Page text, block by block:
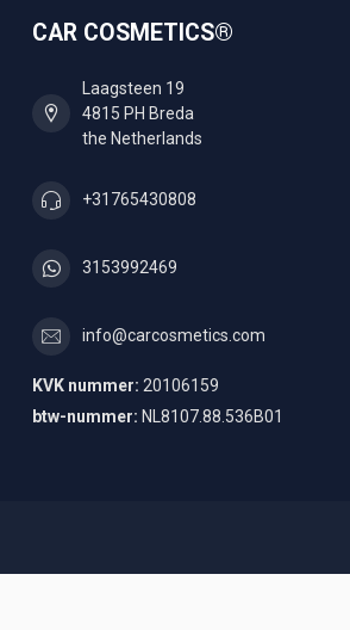
CAR COSMETICS®
Laagsteen 19
4815 PH Breda
the Netherlands
+31765430808
3153992469
info@carcosmetics.com
KVK nummer: 20106159
btw-nummer: NL8107.88.536B01